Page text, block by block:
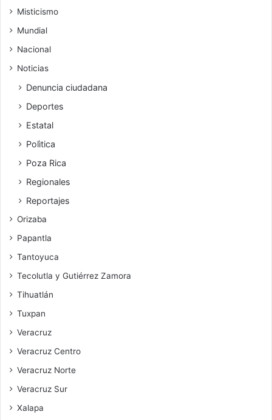
Misticismo
Mundial
Nacional
Noticias
Denuncia ciudadana
Deportes
Estatal
Polìtica
Poza Rica
Regionales
Reportajes
Orizaba
Papantla
Tantoyuca
Tecolutla y Gutiérrez Zamora
Tihuatlán
Tuxpan
Veracruz
Veracruz Centro
Veracruz Norte
Veracruz Sur
Xalapa